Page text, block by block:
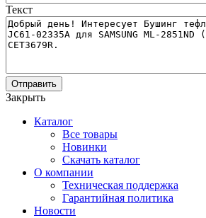
Текст
Отправить
Закрыть
Каталог
Все товары
Новинки
Скачать каталог
О компании
Техническая поддержка
Гарантийная политика
Новости